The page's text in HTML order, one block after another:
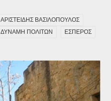
ΑΡΙΣΤΕΙΔΗΣ ΒΑΣΙΛΟΠΟΥΛΟΣ
ΔΥΝΑΜΗ ΠΟΛΙΤΩΝ
ΕΣΠΕΡΟΣ